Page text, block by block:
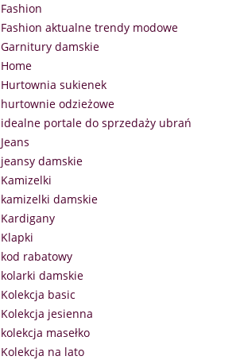
Fashion
Fashion aktualne trendy modowe
Garnitury damskie
Home
Hurtownia sukienek
hurtownie odzieżowe
idealne portale do sprzedaży ubrań
Jeans
jeansy damskie
Kamizelki
kamizelki damskie
Kardigany
Klapki
kod rabatowy
kolarki damskie
Kolekcja basic
Kolekcja jesienna
kolekcja masełko
Kolekcja na lato